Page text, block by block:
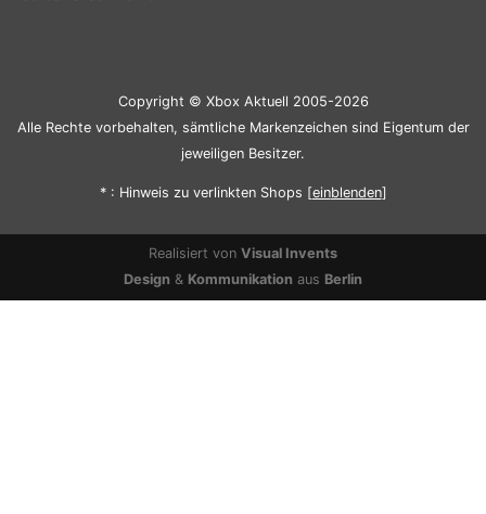
Copyright © Xbox Aktuell 2005-2026
Alle Rechte vorbehalten, sämtliche Markenzeichen sind Eigentum der
jeweiligen Besitzer.
* : Hinweis zu verlinkten Shops [einblenden]
Realisiert von Visual Invents
Design & Kommunikation aus Berlin